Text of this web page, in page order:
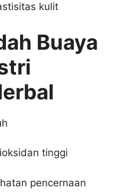
kulit
Buaya
tinggi
pencernaan